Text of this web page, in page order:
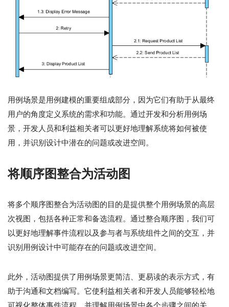
用例场景是用例建模的重要组成部分，因为它们有助于从最终
用户的角度定义系统的需求和功能。通过开发和分析用例场
景，开发人员和利益相关者可以更好地理解系统将如何被使
用，并识别设计中潜在的问题或改进空间。
将顺序图整合为活动图
将多个顺序图整合为活动图的目的是提供整个用例场景的高层
次视图，包括各种正常和备选流程。通过整合顺序图，我们可
以更好地理解事件流程以及参与者与系统组件之间的交互，并
识别用例设计中可能存在的问题或改进空间。
此外，活动图提供了用例场景更简洁、更易读的表示方式，有
助于沟通和文档编写。它使利益相关者和开发人员能够轻松地
可视化整体事件流程，并理解用例场景中各个步骤之间的关